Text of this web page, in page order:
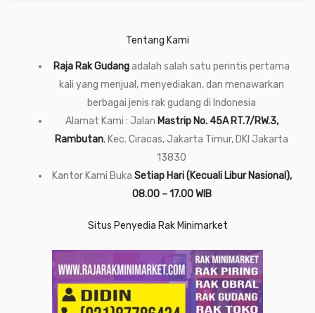
Tentang Kami
Raja Rak Gudangadalah salah satu perintis pertama
kali yang menjual, menyediakan, dan menawarkan
berbagai jenis rak gudang di Indonesia
Alamat Kami : Jalan Mastrip No. 45A RT.7/RW.3,
Rambutan, Kec. Ciracas, Jakarta Timur, DKI Jakarta
13830
Kantor Kami Buka Setiap Hari (Kecuali Libur Nasional),
08.00 – 17.00 WIB
Situs Penyedia Rak Minimarket